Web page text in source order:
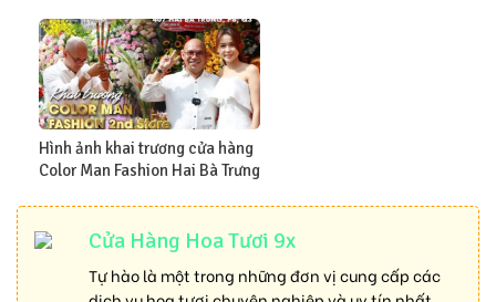
Hình ảnh khai trương cửa hàng
Color Man Fashion Hai Bà Trưng
Cửa Hàng Hoa Tươi 9x
Tự hào là một trong những đơn vị cung cấp các